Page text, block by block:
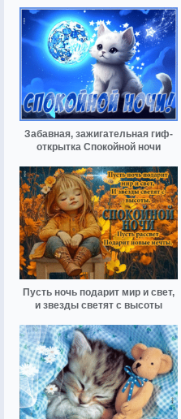
Забавная, зажигательная гиф-
открытка Спокойной ночи
Пусть ночь подарит мир и свет,
и звезды светят с высоты